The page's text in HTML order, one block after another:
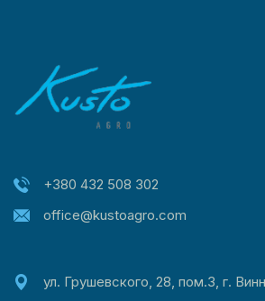
+380 432 508 302
office@kustoagro.com
ул. Грушевского, 28, пом.3, г.